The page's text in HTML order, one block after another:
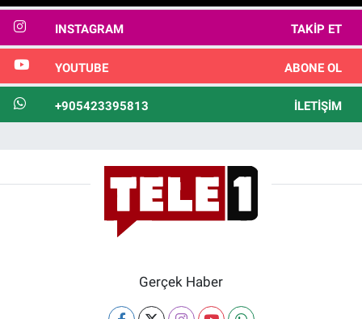
INSTAGRAM TAKIP ET
YOUTUBE ABONE OL
+905423395813 İLETIŞIM
Gerçek Haber